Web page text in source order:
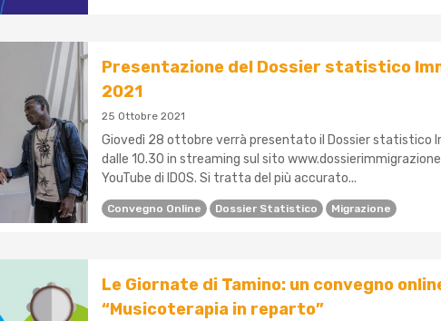
Presentazione del Dossier statistico
2021
25 Ottobre 2021
Giovedì 28 ottobre verrà presentato il Dossier statistico
dalle 10.30 in streaming sul sito
YouTube di IDOS. Si tratta del più accurato...
Convegno Online Dossier Statistico Migrazione
Le Giornate di Tamino: un convegno
“Musicoterapia in reparto”